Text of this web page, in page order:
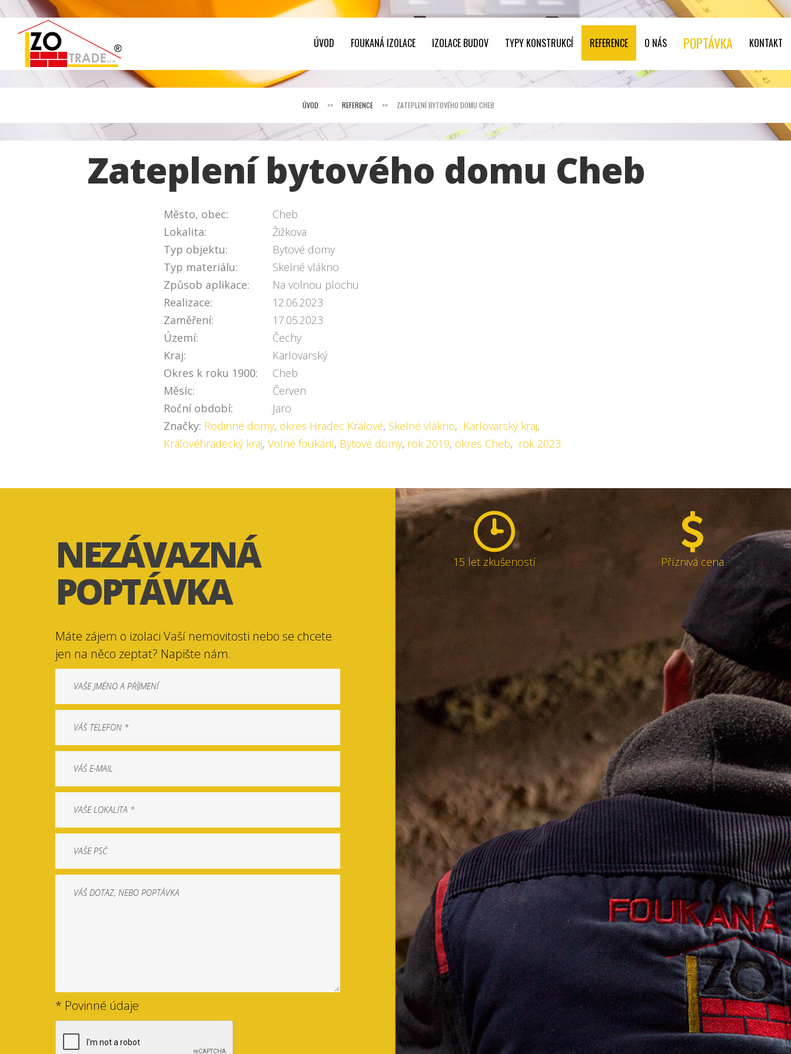
ÚVOD FOUKANÁ IZOLACE IZOLACE BUDOV TYPY KONSTRUKCÍ REFERENCE O NÁS POPTÁVKA KONTAKT
ÚVOD >> REFERENCE >> ZATEPLENÍ BYTOVÉHO DOMU CHEB
Zateplení bytového domu Cheb
Město, obec:
Cheb
Lokalita:
Žižkova
Typ objektu:
Bytové domy
Typ materiálu:
Skelné vlákno
Způsob aplikace:
Na volnou plochu
Realizace:
12.06.2023
Zaměření:
17.05.2023
Území:
Čechy
Kraj:
Karlovarský
Okres k roku 1900:
Cheb
Měsíc:
Červen
Roční období:
Jaro
Značky: Rodinné domy, okres Hradec Králové, Skelné vlákno, Karlovarský kraj,
Královéhradecký kraj,Volné foukání, Bytové domy, rok 2019, okres Cheb, rok 2023
NEZÁVAZNÁ
POPTÁVKA
Máte zájem o izolaci Vaší nemovitosti nebo se chcete
jen na něco zeptat? Napište nám.
* Povinné údaje
15 let zkušeností Příznivá cena